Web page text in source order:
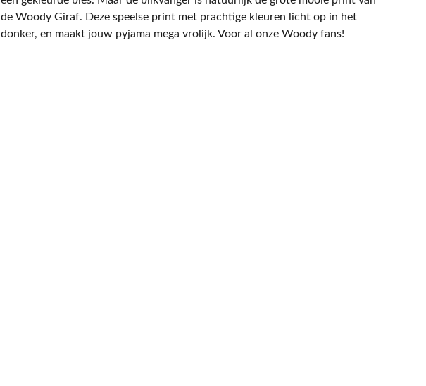
de Woody Giraf. Deze speelse print met prachtige kleuren licht op in het
donker, en maakt jouw pyjama mega vrolijk. Voor al onze Woody fans!